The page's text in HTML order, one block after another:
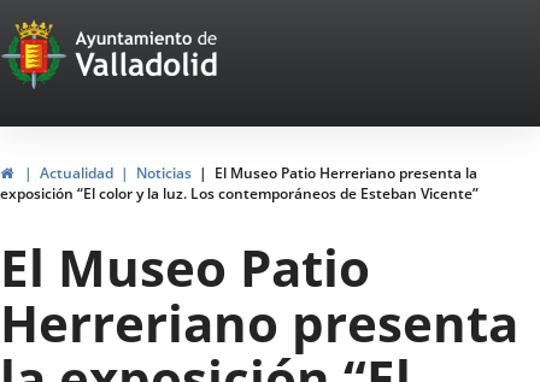
Portal
Web
del
Ayuntamiento
de
Valladolid
InicioActualidad Noticias
El Museo Patio Herreriano presenta la
exposición “El color y la luz. Los contemporáneos de Esteban Vicente”
El Museo Patio
Herreriano presenta